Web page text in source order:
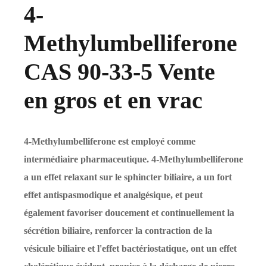
4-
Methylumbelliferone
CAS 90-33-5 Vente
en gros et en vrac
4-Methylumbelliferone est employé comme
intermédiaire pharmaceutique. 4-Methylumbelliferone
a un effet relaxant sur le sphincter biliaire, a un fort
effet antispasmodique et analgésique, et peut
également favoriser doucement et continuellement la
sécrétion biliaire, renforcer la contraction de la
vésicule biliaire et l'effet bactériostatique, ont un effet